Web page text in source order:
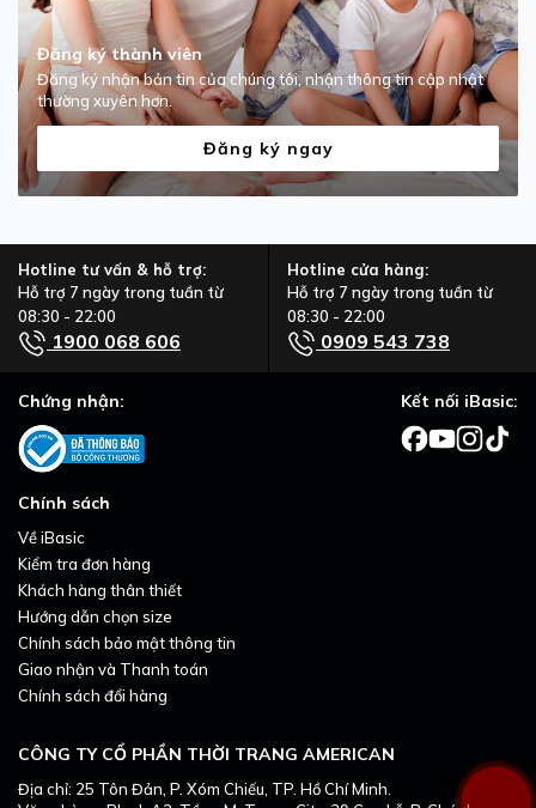
Đăng ký thành viên
Đăng ký nhận bản tin của chúng tôi, nhận thông tin cập nhật
thường xuyên hơn.
Đăng ký ngay
Hotline tư vấn & hỗ trợ:
Hỗ trợ 7 ngày trong tuần từ
08:30 - 22:00
1900 068 606
Hotline cửa hàng:
Hỗ trợ 7 ngày trong tuần từ
08:30 - 22:00
0909 543 738
CÔNG TY CỔ PHẦN THỜI TRANG AMERICAN
Địa chỉ: 25 Tôn Đản, P. Xóm Chiếu, TP. Hồ Chí Minh.
Chính sách
Về iBasic
Kiểm tra đơn hàng
Khách hàng thân thiết
Hướng dẫn chọn size
Chính sách bảo mật thông tin
Giao nhận và Thanh toán
Chính sách đổi hàng
Chứng nhận: Kết nối iBasic: